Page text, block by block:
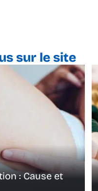
sur le site
: Cause et